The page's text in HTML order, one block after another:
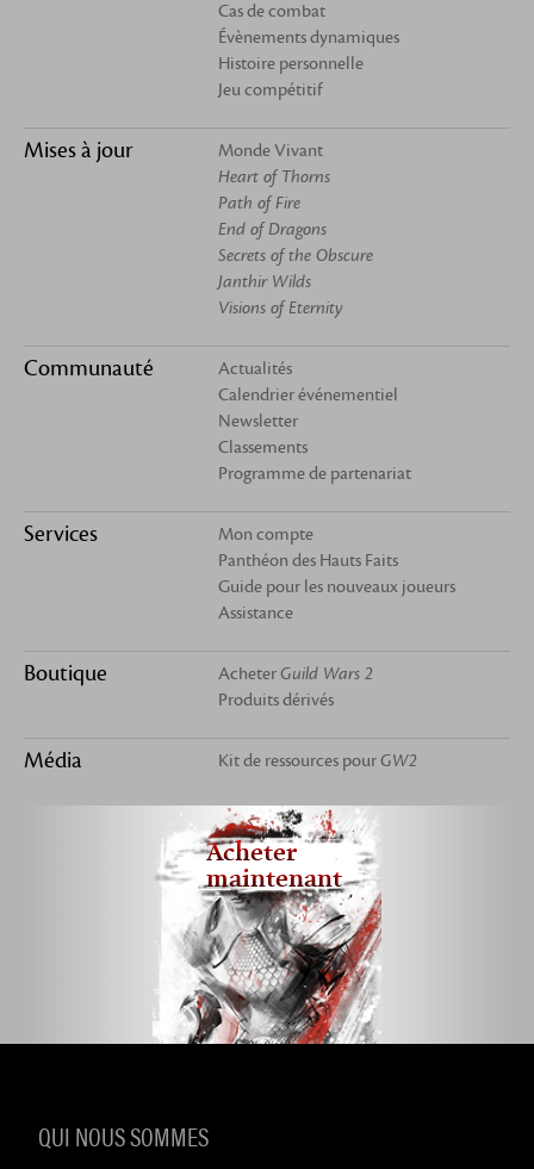
Cas de combat
Évènements dynamiques
Histoire personnelle
Jeu compétitif
Mises à jour
Monde Vivant
Heart of Thorns
Path of Fire
End of Dragons
Secrets of the Obscure
Janthir Wilds
Visions of Eternity
Communauté
Actualités
Calendrier événementiel
Newsletter
Classements
Programme de partenariat
Services
Mon compte
Panthéon des Hauts Faits
Guide pour les nouveaux joueurs
Assistance
Boutique AcheterGuild Wars 2
Produits dérivés
Média Kit de ressources pourGW2
Acheter
maintenant
QUI NOUS SOMMES